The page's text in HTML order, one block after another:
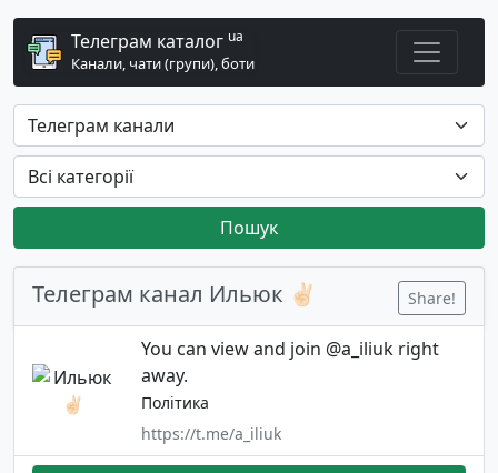
Телеграм каталог ua
Канали, чати (групи), боти
Пошук
Телеграм канал Ильюк ✌🏻 Share!
You can view and join @a_iliuk right
away.
Політика
https://t.me/a_iliuk